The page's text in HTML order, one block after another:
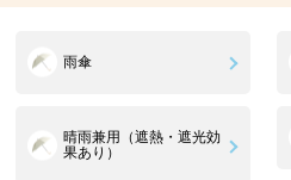
雨傘
晴雨兼用（遮熱・遮光効
果あり）